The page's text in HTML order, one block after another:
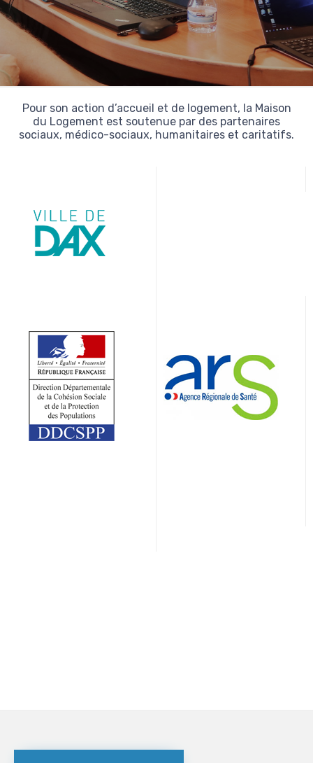
Pour son action d’accueil et de logement, la Maison
du Logement est soutenue par des partenaires
sociaux, médico-sociaux, humanitaires et caritatifs.